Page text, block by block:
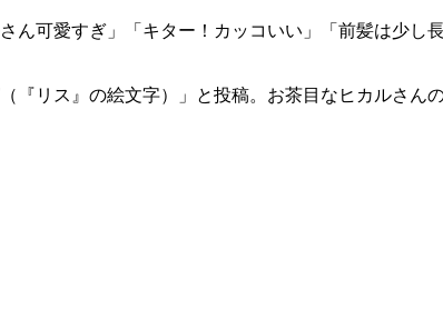
可愛すぎ」「キター！カッコいい」「前髪は少し
リス』の絵文字）」と投稿。お茶目なヒカルさん